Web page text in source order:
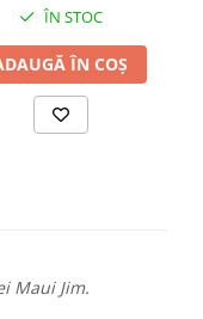
ÎN STOC
ÎN COȘ
Maui Jim.